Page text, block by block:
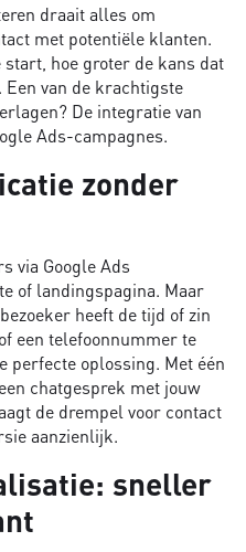
draait alles om
met potentiële klanten.
hoe groter de kans dat
Een van de krachtigste
De integratie van
Ads-campagnes.
zonder
via Google Ads
of landingspagina. Maar
heeft de tijd of zin
een telefoonnummer te
perfecte oplossing. Met één
chatgesprek met jouw
de drempel voor contact
aanzienlijk.
sneller